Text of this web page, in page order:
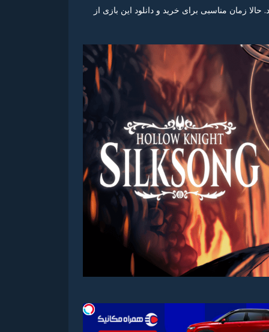
زمان مناسبی برای خرید و دانلود این بازی از